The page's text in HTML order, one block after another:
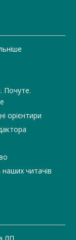
Почуте.
орієнтири
наших читачів